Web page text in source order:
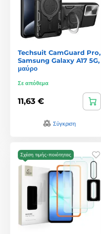
Techsuit CamGuard Pro,
Samsung Galaxy A17 5G,
μαύρο
Σε απόθεμα
11,63 €
Σύγκριση
Σχέση τιμής-ποιότητας